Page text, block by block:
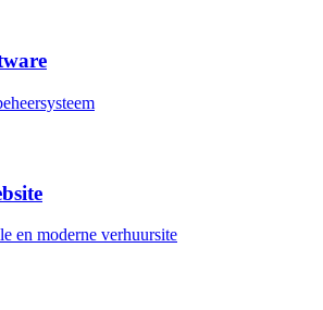
en moderne verhuursite